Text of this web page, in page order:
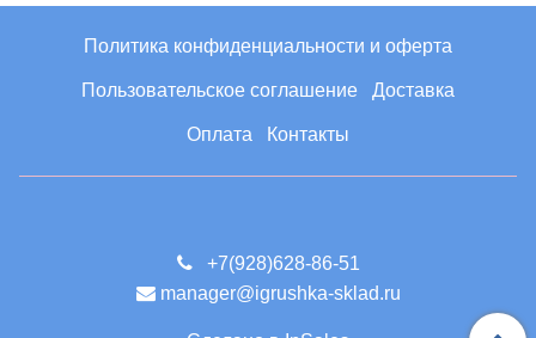
Политика конфиденциальности и оферта
Пользовательское соглашение Доставка
Оплата Контакты
+7(928)628-86-51
manager@igrushka-sklad.ru